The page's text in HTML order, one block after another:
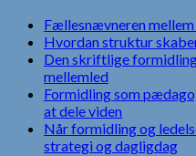
Fællesnævneren
Hvordan struktur
Den skriftlige
mellemled
Formidling som
at dele viden
Når formidling og
strategi og dagligdag